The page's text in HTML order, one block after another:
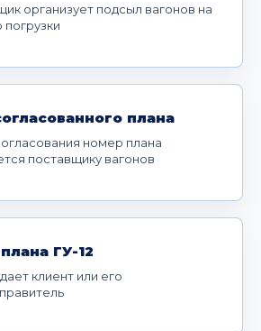
организует подсыл вагонов на
погрузки
плана
номер плана
поставщику вагонов
ГУ-12
клиент или его